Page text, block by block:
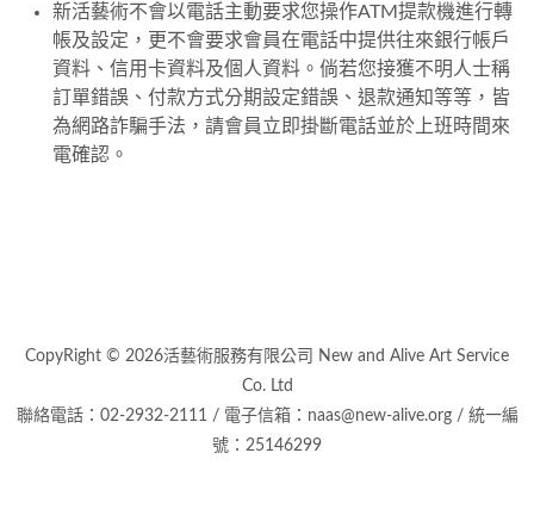
新活藝術不會以電話主動要求您操作ATM提款機進行轉
帳及設定，更不會要求會員在電話中提供往來銀行帳戶
資料、信用卡資料及個人資料。倘若您接獲不明人士稱
訂單錯誤、付款方式分期設定錯誤、退款通知等等，皆
為網路詐騙手法，請會員立即掛斷電話並於上班時間來
電確認。
CopyRight © 2026活藝術服務有限公司 New and Alive Art Service
Co. Ltd
聯絡電話：02-2932-2111 / 電子信箱：naas@new-alive.org / 統一編
號：25146299